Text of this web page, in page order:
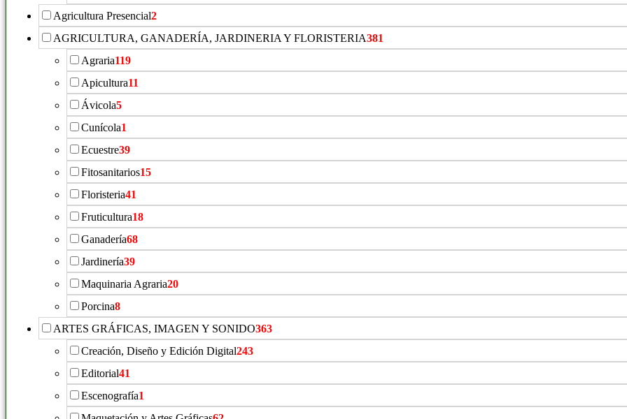
Agricultura Presencial2
AGRICULTURA, GANADERÍA, JARDINERIA Y FLORISTERIA381
Agraria119
Apicultura11
Ávicola5
Cunícola1
Ecuestre39
Fitosanitarios15
Floristeria41
Fruticultura18
Ganadería68
Jardinería39
Maquinaria Agraria20
Porcina8
ARTES GRÁFICAS, IMAGEN Y SONIDO363
Creación, Diseño y Edición Digital243
Editorial41
Escenografía1